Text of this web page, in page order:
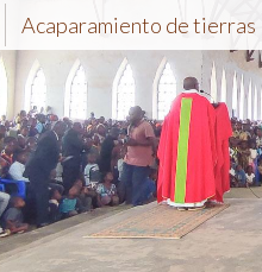
Acaparamiento de tierras